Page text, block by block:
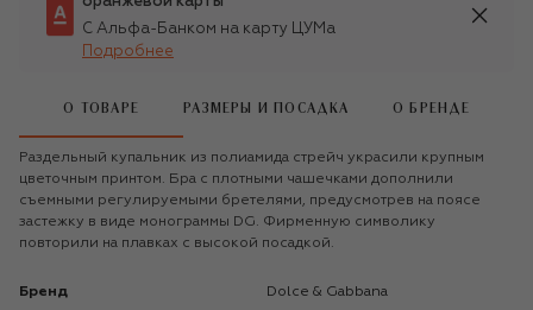
С Альфа-Банком на карту ЦУМа
Подробнее
О ТОВАРЕ РАЗМЕРЫ И ПОСАДКА О БРЕНДЕ
Раздельный купальник из полиамида стрейч украсили крупным
цветочным принтом. Бра с плотными чашечками дополнили
съемными регулируемыми бретелями, предусмотрев на поясе
застежку в виде монограммы DG. Фирменную символику
повторили на плавках с высокой посадкой.
Бренд Dolce & Gabbana